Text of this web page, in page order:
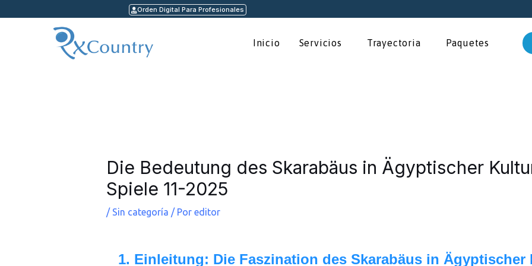
Orden Digital Para Profesionales
Inicio Servicios Trayectoria Paquetes
Die Bedeutung des Skarabäus in Ägyptischer
Spiele 11-2025
/ Sin categoría / Por editor
1. Einleitung: Die Faszination des Skarabäus in Ägyptischer